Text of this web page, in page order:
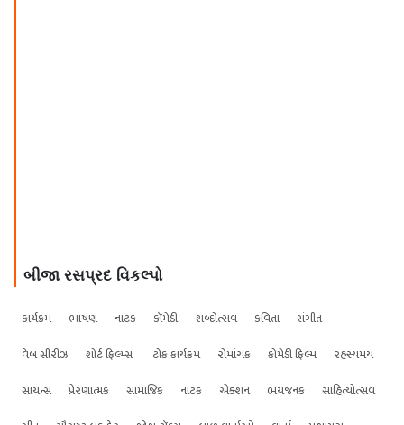
બીજા રસપ્રદ વિકલ્પો
કાર્યક્રમ ભાષણ નાટક કૉમેડી શબ્દોત્સવ કવિતા
સંગીત
વેબ સીરીઝ
શોર્ટ ફિલ્મ્સ ટોક કાર્યક્રમ રોમાંચક કોમેડી ફિલ્મ
રહસ્યમય
સાયન્સ
પ્રેરણાત્મક સામાજિક નાટક એક્શન ભયજનક
સાહિત્યોત્સવ